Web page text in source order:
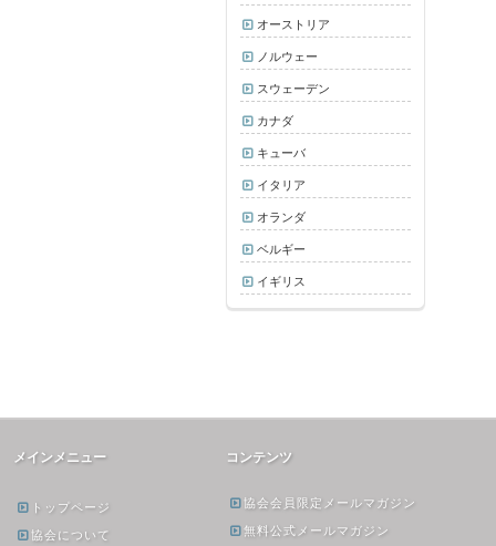
オーストリア
ノルウェー
スウェーデン
カナダ
キューバ
イタリア
オランダ
ベルギー
イギリス
メインメニュー
トップページ
協会について
コンテンツ
協会会員限定メールマガジン
無料公式メールマガジン